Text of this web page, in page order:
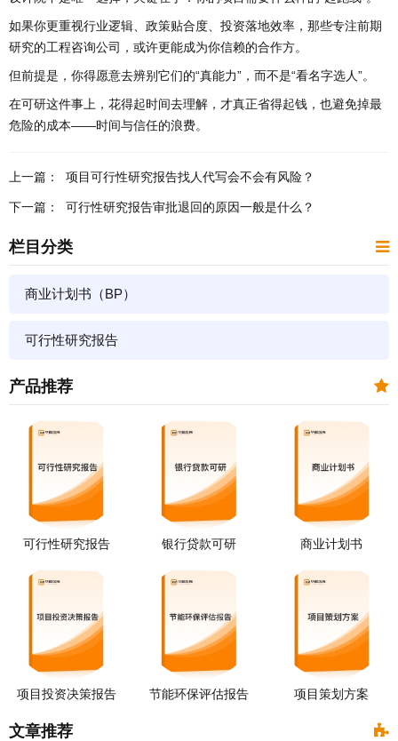
如果你更重视行业逻辑、政策贴合度、投资落地效率，那些专注前期
研究的工程咨询公司，或许更能成为你信赖的合作方。
但前提是，你得愿意去辨别它们的“真能力”，而不是“看名字选人”。
在可研这件事上，花得起时间去理解，才真正省得起钱，也避免掉最
危险的成本——时间与信任的浪费。
上一篇： ​项目可行性研究报告找人代写会不会有风险？
下一篇： ​可行性研究报告审批退回的原因一般是什么？
栏目分类
商业计划书（BP）
可行性研究报告
产品推荐
可行性研究报告 银行贷款可研 商业计划书
项目投资决策报告 节能环保评估报告 项目策划方案
文章推荐